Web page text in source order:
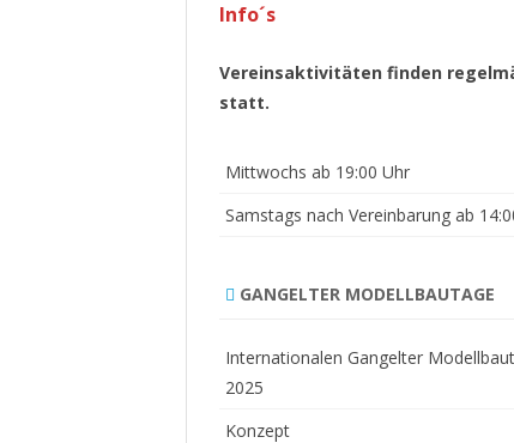
r
h
Info´s
Vereinsaktivitäten finden
statt.
Mittwochs ab 19:00 Uhr
Samstags nach Vereinbarung ab
GANGELTER MODELLBAUTAGE
Internationalen Gangelter
2025
Konzept